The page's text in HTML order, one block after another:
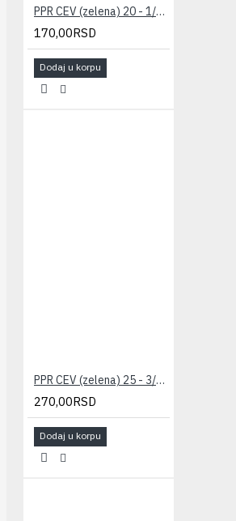
PPR CEV (zelena) 20 - 1/2" PESTAN
170,00RSD
Dodaj u korpu
PPR CEV (zelena) 25 - 3/4" PESTAN
270,00RSD
Dodaj u korpu